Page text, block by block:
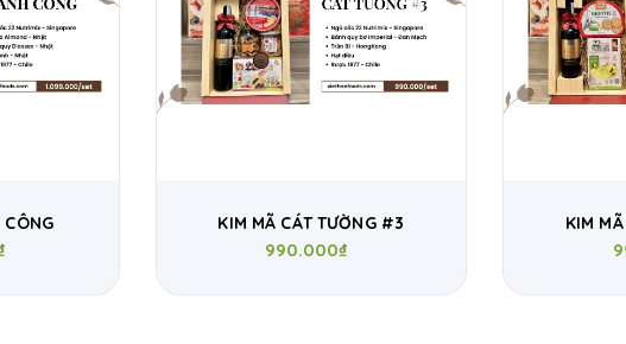
KIM MÃ CÁT TƯỜNG #3
990.000₫
KIM